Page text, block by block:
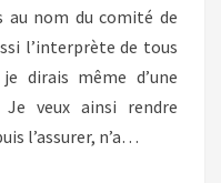
au nom du comité de
l’interprète de tous
dirais même d’une
Je veux ainsi rendre
l’assurer, n’a…